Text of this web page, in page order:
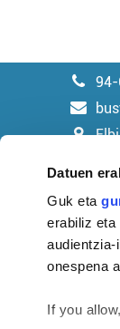
Datuen
Guk eta
erabiliz eta
onespena
If you
94-